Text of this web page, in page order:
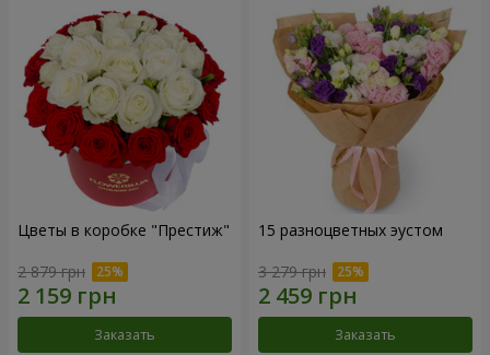
Цветы в коробке "Престиж"
2 879 грн
Заказать
15 разноцветных эустом
3 279 грн
Заказать